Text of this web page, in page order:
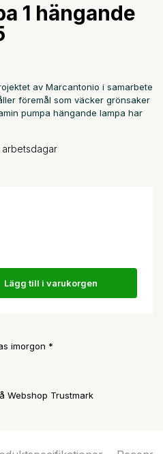
1 hängande
av Marcantonio i samarbete
föremål som väcker grönsaker
pumpa hängande lampa har
arbetsdagar
Lägg till i varukorgen
imorgon *
Webshop Trustmark